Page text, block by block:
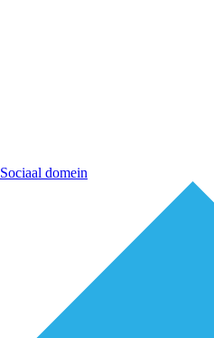
Sociaal domein